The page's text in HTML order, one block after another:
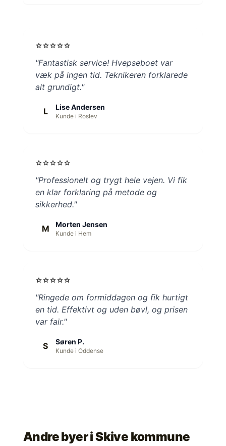
starstarstarstarstar
"Fantastisk service! Hvepseboet var
væk på ingen tid. Teknikeren forklarede
alt grundigt."
L Lise Andersen
Kunde i Roslev
starstarstarstarstar
"Professionelt og trygt hele vejen. Vi fik
en klar forklaring på metode og
sikkerhed."
M Morten Jensen
Kunde i Hem
starstarstarstarstar
"Ringede om formiddagen og fik hurtigt
en tid. Effektivt og uden bøvl, og prisen
var fair."
S Søren P.
Kunde i Oddense
Andre byer iSkive kommune